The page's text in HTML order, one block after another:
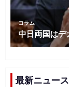
最新ニュース